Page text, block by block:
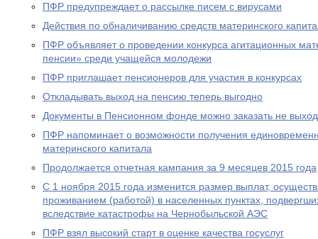
ПФР предупреждает о рассылке писем с вирусами
Действия по обналичиванию средств материнского
ПФР объявляет о проведении конкурса агитационных
пенсии» среди учащейся молодежи
ПФР приглашает пенсионеров для участия в конкурсах
Откладывать выход на пенсию теперь выгодно
Документы в Пенсионном фонде можно заказать не
ПФР напоминает о возможности получения
материнского капитала
Продолжается отчетная кампания за 9 месяцев 2015 года
С 1 ноября 2015 года изменится размер выплат,
проживанием (работой) в населенных пунктах,
вследствие катастрофы на Чернобыльской АЭС
ПФР взял высокий старт в оценке качества госуслуг